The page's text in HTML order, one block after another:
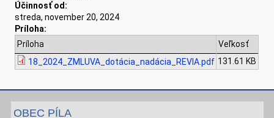
Účinnosť od:
streda, november 20, 2024
Príloha:
Príloha
Veľkosť
18_2024_ZMLUVA_dotácia_nadácia_REVIA.pdf 131.61 KB
OBEC PÍLA